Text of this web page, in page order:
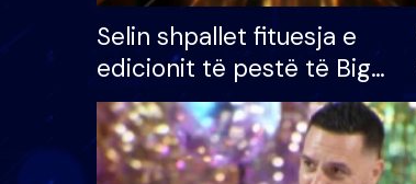
Selin shpallet fituesja e
edicionit të pestë të Big
Brother VIP, rrëmben
çmimin e madh prej 100
mijë eurosh